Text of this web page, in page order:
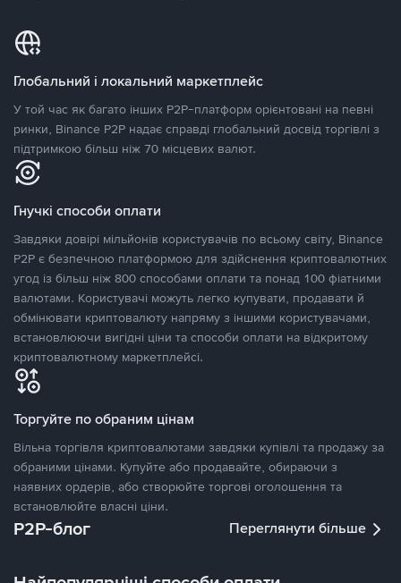
Глобальний і локальний маркетплейс
У той час як багато інших P2P-платформ орієнтовані на певні
ринки, Binance P2P надає справді глобальний досвід торгівлі з
підтримкою більш ніж 70 місцевих валют.
Гнучкі способи оплати
Завдяки довірі мільйонів користувачів по всьому світу, Binance
P2P є безпечною платформою для здійснення криптовалютних
угод із більш ніж 800 способами оплати та понад 100 фіатними
валютами. Користувачі можуть легко купувати, продавати й
обмінювати криптовалюту напряму з іншими користувачами,
встановлюючи вигідні ціни та способи оплати на відкритому
криптовалютному маркетплейсі.
Торгуйте по обраним цінам
Вільна торгівля криптовалютами завдяки купівлі та продажу за
обраними цінами. Купуйте або продавайте, обираючи з
наявних ордерів, або створюйте торгові оголошення та
встановлюйте власні ціни.
P2P-блог Переглянути більше